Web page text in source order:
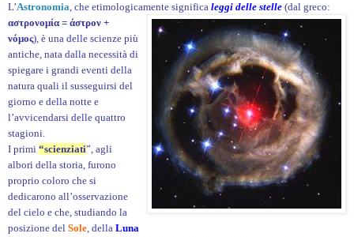
L’Astronomia, che etimologicamente significa leggi delle stelle (dal greco:
αστρονομία = άστρον +
νόμος), è una delle scienze più
antiche, nata dalla necessità di
spiegare i grandi eventi della
natura quali il susseguirsi del
giorno e della notte e
l’avvicendarsi delle quattro
stagioni.
I primi “scienziati”, agli
albori della storia, furono
proprio coloro che si
dedicarono all’osservazione
del cielo e che, studiando la
posizione del Sole, della Luna